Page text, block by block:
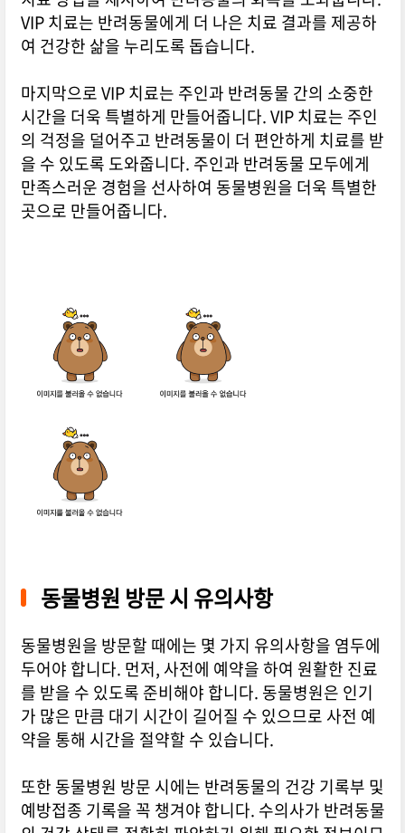
VIP 치료는 반려동물에게 더 나은 치료 결과를 제공하
여 건강한 삶을 누리도록 돕습니다.
마지막으로 VIP 치료는 주인과 반려동물 간의 소중한
시간을 더욱 특별하게 만들어줍니다. VIP 치료는 주인
의 걱정을 덜어주고 반려동물이 더 편안하게 치료를 받
을 수 있도록 도와줍니다. 주인과 반려동물 모두에게
만족스러운 경험을 선사하여 동물병원을 더욱 특별한
곳으로 만들어줍니다.
동물병원 방문 시 유의사항
동물병원을 방문할 때에는 몇 가지 유의사항을 염두에
두어야 합니다. 먼저, 사전에 예약을 하여 원활한 진료
를 받을 수 있도록 준비해야 합니다. 동물병원은 인기
가 많은 만큼 대기 시간이 길어질 수 있으므로 사전 예
약을 통해 시간을 절약할 수 있습니다.
또한 동물병원 방문 시에는 반려동물의 건강 기록부 및
예방접종 기록을 꼭 챙겨야 합니다. 수의사가 반려동물